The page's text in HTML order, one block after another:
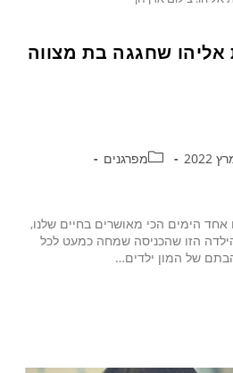
שחגגה בת מצווה
מפרגנים
הימים הכי מאושרים בחיים שלנו,
הזו שהכניסה שמחה כמעט לכל
של המון ילדים…